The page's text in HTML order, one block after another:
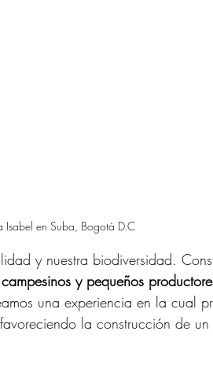
en Suba, Bogotá D.C
y nuestra biodiversidad.
y pequeños
una experiencia en la cual
la construcción de